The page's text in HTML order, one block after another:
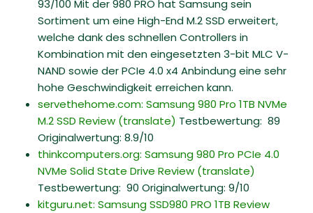
93/100 Mit der 980 PRO hat Samsung sein
Sortiment um eine High-End M.2 SSD erweitert,
welche dank des schnellen Controllers in
Kombination mit den eingesetzten 3-bit MLC V-
NAND sowie der PCIe 4.0 x4 Anbindung eine sehr
hohe Geschwindigkeit erreichen kann.
servethehome.com: Samsung 980 Pro 1TB NVMe
M.2 SSD Review (translate) Testbewertung: 89
Originalwertung: 8.9/10
thinkcomputers.org: Samsung 980 Pro PCIe 4.0
NVMe Solid State Drive Review (translate)
Testbewertung: 90 Originalwertung: 9/10
kitguru.net: Samsung SSD980 PRO 1TB Review